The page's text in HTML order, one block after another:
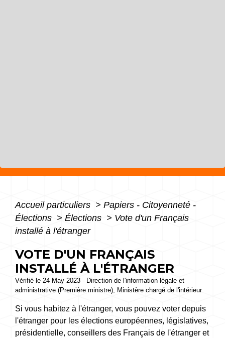
Accueil particuliers > Papiers - Citoyenneté -
Élections > Élections > Vote d'un Français
installé à l'étranger
VOTE D'UN FRANÇAIS
INSTALLÉ À L'ÉTRANGER
Vérifié le 24 May 2023 - Direction de l'information légale et
administrative (Première ministre), Ministère chargé de l'intérieur
Si vous habitez à l'étranger, vous pouvez voter depuis
l'étranger pour les élections européennes, législatives,
présidentielle, conseillers des Français de l'étranger et